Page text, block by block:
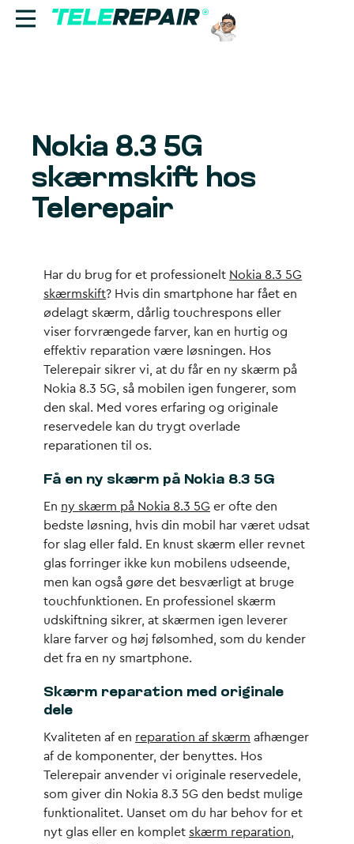
Find butik
Erhverv
Nokia 8.3 5G
skærmskift hos
Telerepair
Har du brug for et professionelt Nokia 8.3 5G
skærmskift? Hvis din smartphone har fået en
ødelagt skærm, dårlig touchrespons eller
viser forvrængede farver, kan en hurtig og
effektiv reparation være løsningen. Hos
Telerepair sikrer vi, at du får en ny skærm på
Nokia 8.3 5G, så mobilen igen fungerer, som
den skal. Med vores erfaring og originale
reservedele kan du trygt overlade
reparationen til os.
Få en ny skærm på Nokia 8.3 5G
En ny skærm på Nokia 8.3 5G er ofte den
bedste løsning, hvis din mobil har været udsat
for slag eller fald. En knust skærm eller revnet
glas forringer ikke kun mobilens udseende,
men kan også gøre det besværligt at bruge
touchfunktionen. En professionel skærm
udskiftning sikrer, at skærmen igen leverer
klare farver og høj følsomhed, som du kender
det fra en ny smartphone.
Skærm reparation med originale
dele
Kvaliteten af en reparation af skærm afhænger
af de komponenter, der benyttes. Hos
Telerepair anvender vi originale reservedele,
som giver din Nokia 8.3 5G den bedst mulige
funktionalitet. Uanset om du har behov for et
nyt glas eller en komplet skærm reparation